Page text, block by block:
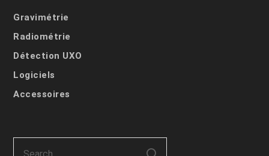
Gravimétrie
Radiométrie
Détection UXO
Logiciels
Accessoires